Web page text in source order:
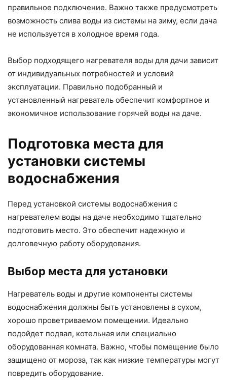
правильное подключение. Важно также предусмотреть
возможность слива воды из системы на зиму, если дача
не используется в холодное время года.
Выбор подходящего нагревателя воды для дачи зависит
от индивидуальных потребностей и условий
эксплуатации. Правильно подобранный и
установленный нагреватель обеспечит комфортное и
экономичное использование горячей воды на даче.
Подготовка места для
установки системы
водоснабжения
Перед установкой системы водоснабжения с
нагревателем воды на даче необходимо тщательно
подготовить место. Это обеспечит надежную и
долговечную работу оборудования.
Выбор места для установки
Нагреватель воды и другие компоненты системы
водоснабжения должны быть установлены в сухом,
хорошо проветриваемом помещении. Идеально
подойдет подвал, котельная или специально
оборудованная комната. Важно, чтобы помещение было
защищено от мороза, так как низкие температуры могут
повредить оборудование.